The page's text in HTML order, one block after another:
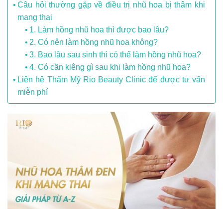
Câu hỏi thường gặp về điều trị nhũ hoa bị thâm khi
mang thai
1. Làm hồng nhũ hoa thì được bao lâu?
2. Có nên làm hồng nhũ hoa không?
3. Bao lâu sau sinh thì có thể làm hồng nhũ hoa?
4. Có cần kiêng gì sau khi làm hồng nhũ hoa?
Liên hệ Thẩm Mỹ Rio Beauty Clinic để được tư vấn
miễn phí